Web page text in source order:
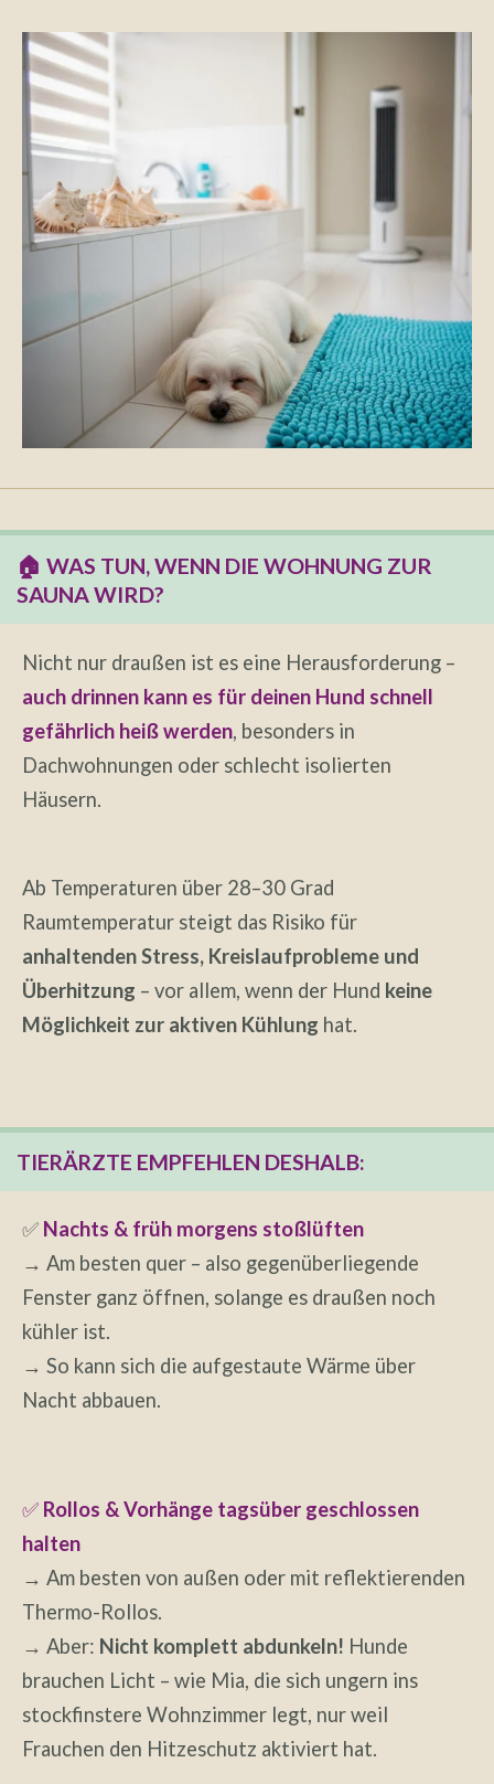
🏠 WAS TUN, WENN DIE WOHNUNG ZUR
SAUNA WIRD?
Nicht nur draußen ist es eine Herausforderung –
auch drinnen kann es für deinen Hund schnell
gefährlich heiß werden, besonders in
Dachwohnungen oder schlecht isolierten
Häusern.
Ab Temperaturen über 28–30 Grad
Raumtemperatur steigt das Risiko für
anhaltenden Stress, Kreislaufprobleme und
Überhitzung – vor allem, wenn der Hund keine
Möglichkeit zur aktiven Kühlung hat.
TIERÄRZTE EMPFEHLEN DESHALB:
✅ Nachts & früh morgens stoßlüften
→ Am besten quer – also gegenüberliegende
Fenster ganz öffnen, solange es draußen noch
kühler ist.
→ So kann sich die aufgestaute Wärme über
Nacht abbauen.
✅ Rollos & Vorhänge tagsüber geschlossen
halten
→ Am besten von außen oder mit reflektierenden
Thermo-Rollos.
→ Aber: Nicht komplett abdunkeln! Hunde
brauchen Licht – wie Mia, die sich ungern ins
stockfinstere Wohnzimmer legt, nur weil
Frauchen den Hitzeschutz aktiviert hat.